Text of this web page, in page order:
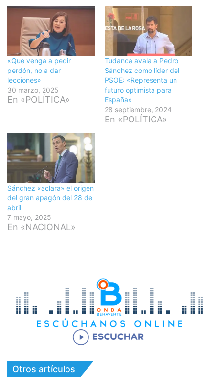
«Que venga a pedir
perdón, no a dar
lecciones»
30 marzo, 2025
En «POLÍTICA»
Tudanca avala a Pedro
Sánchez como líder del
PSOE: «Representa un
futuro optimista para
España»
28 septiembre, 2024
En «POLÍTICA»
Sánchez «aclara» el origen
del gran apagón del 28 de
abril
7 mayo, 2025
En «NACIONAL»
Otros artículos